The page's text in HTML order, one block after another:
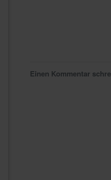
Einen Kommentar